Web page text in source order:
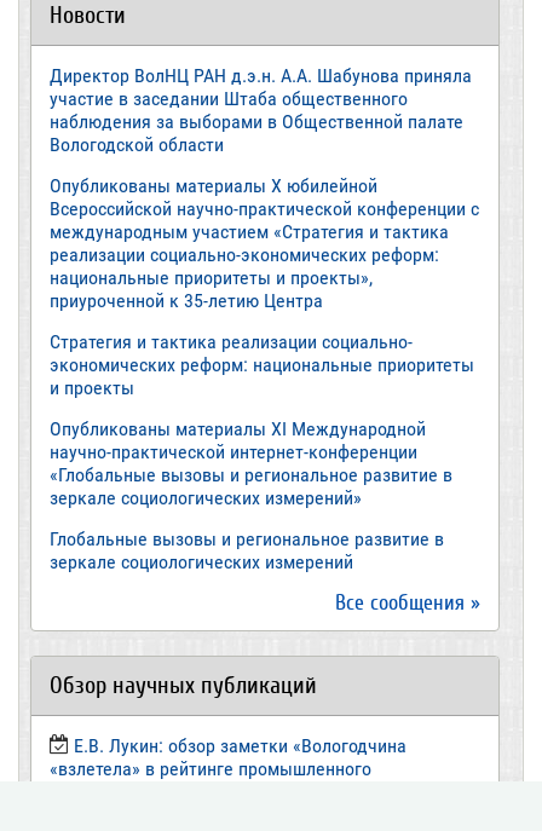
Новости
Директор ВолНЦ РАН д.э.н. А.А. Шабунова приняла
участие в заседании Штаба общественного
наблюдения за выборами в Общественной палате
Вологодской области
Опубликованы материалы X юбилейной
Всероссийской научно-практической конференции с
международным участием «Стратегия и тактика
реализации социально-экономических реформ:
национальные приоритеты и проекты»,
приуроченной к 35-летию Центра
Стратегия и тактика реализации социально-
экономических реформ: национальные приоритеты
и проекты
Опубликованы материалы XI Международной
научно-практической интернет-конференции
«Глобальные вызовы и региональное развитие в
зеркале социологических измерений»
Глобальные вызовы и региональное развитие в
зеркале социологических измерений
Все сообщения »
Обзор научных публикаций
Е.В. Лукин: обзор заметки «Вологодчина
«взлетела» в рейтинге промышленного